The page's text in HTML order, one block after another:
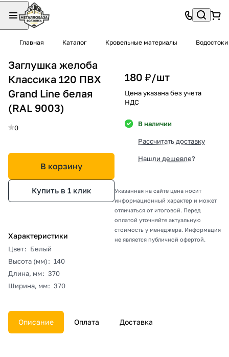
Главная Каталог Кровельные материалы Водостоки
Заглушка желоба
Классика 120 ПВХ
Grand Line белая
(RAL 9003)
0
В корзину
Купить в 1 клик
Характеристики
Цвет: Белый
Высота (мм): 140
Длина, мм: 370
Ширина, мм: 370
180 ₽/шт
Цена указана без учета
НДС
В наличии
Рассчитать доставку
Нашли дешевле?
Указанная на сайте цена носит
информационный характер и может
отличаться от итоговой. Перед
оплатой уточняйте актуальную
стоимость у менеджера. Информация
не является публичной офертой.
Описание Оплата Доставка